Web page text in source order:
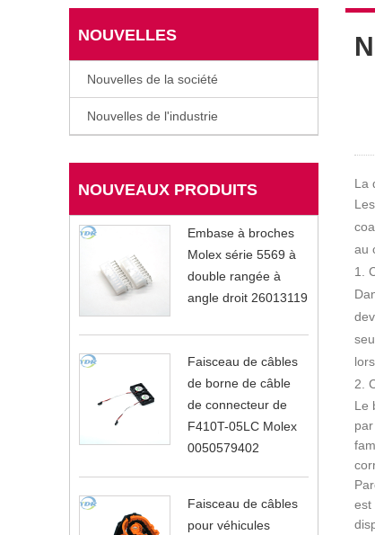
NOUVELLES
Nouvelles de la société
Nouvelles de l'industrie
NOUVEAUX PRODUITS
Embase à broches
Molex série 5569 à
double rangée à
angle droit 26013119
Faisceau de câbles
de borne de câble
de connecteur de
F410T-05LC Molex
0050579402
Faisceau de câbles
pour véhicules
La
au
1.
2.
Le
est